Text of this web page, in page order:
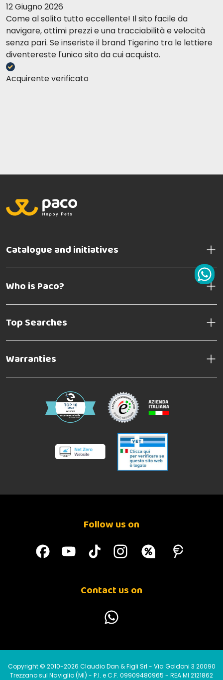
12 Giugno 2026
Come al solito tutto eccellente! Il sito facile da
navigare, ottimi prezzi e una tracciabilità e velocità
senza pari. Se inseriste il brand Tigerino tra le lettiere
diventereste l'unico sito da cui acquisto.
Acquirente verificato
Catalogue and initiatives
Who is Paco?
Top Searches
Warranties
Follow us on
Contact us on
Copyright © 2010-2026 Claudio Dan & Figli Srl - Via Goldoni 3 20090
Trezzano sul Naviglio (MI) - P.I. e C.F. 09909480965 - REA MI 2121862